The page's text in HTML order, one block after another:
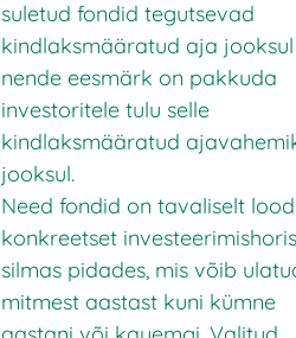
suletud fondid tegutsevad
kindlaksmääratud aja
nende eesmärk on pakkuda
investoritele tulu selle
kindlaksmääratud
jooksul.
Need fondid on tavaliselt
konkreetset
silmas pidades, mis võib
mitmest aastast kuni kümne